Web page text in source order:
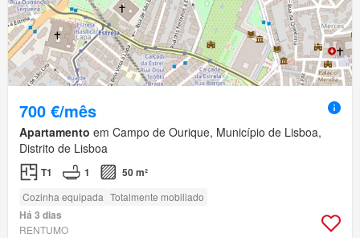
700 €/mês
Apartamento em Campo de Ourique, Município de Lisboa,
Distrito de Lisboa
T1 1 50 m²
Cozinha equipada Totalmente mobiliado
Há 3 dias
RENTUMO